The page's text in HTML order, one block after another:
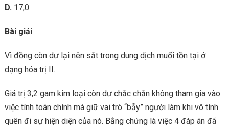
D.17,0.
Bài giải
Vì đồng còn dư lại nên sắt trong dung dịch muối tồn tại ở
dạng hóa trị II.
Giá trị 3,2 gam kim loại còn dư chắc chắn không tham gia vào
việc tính toán chính mà giữ vai trò “bẫy” người làm khi vô tình
quên đi sự hiện diện của nó. Bằng chứng là việc 4 đáp án đã